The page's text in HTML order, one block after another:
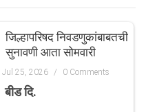
जिल्हापरिषद निवडणुकांबाबतची
सुनावणी आता सोमवारी
Jul 25, 2026 / 0 Comments
बीड दि.